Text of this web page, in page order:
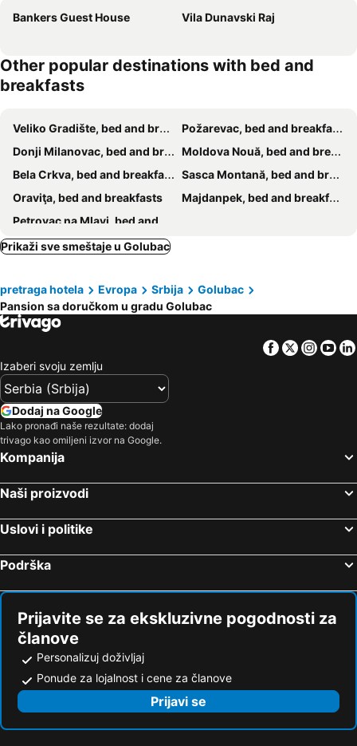
Bankers Guest House Vila Dunavski Raj
Other popular destinations with bed and
breakfasts
Veliko Gradište, bed and breakfasts
Požarevac, bed and breakfasts
Donji Milanovac, bed and breakfasts
Moldova Nouă, bed and breakfasts
Bela Crkva, bed and breakfasts
Sasca Montană, bed and breakfasts
Oraviţa, bed and breakfasts
Majdanpek, bed and breakfasts
Petrovac na Mlavi, bed and breakfasts
Prikaži sve smeštaje u Golubac
pretraga hotela Evropa Srbija
Golubac
Pansion sa doručkom u gradu Golubac
Facebook
Twitter
Izaberi svoju zemlju
Dodaj na Google
Lako pronađi naše rezultate: dodaj
trivago kao omiljeni izvor na Google.
Kompanija
Naši proizvodi
Uslovi i politike
Podrška
Prijavite se za ekskluzivne pogodnosti za
članove
Personalizuj doživljaj
Ponude za lojalnost i cene za članove
Prijavi se